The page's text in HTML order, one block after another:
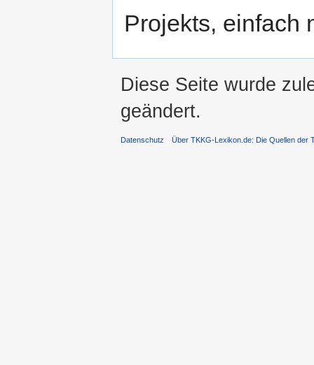
Projekts, einfach
Diese Seite wurde
geändert.
Datenschutz Über TKKG-Lexikon.de: Die Quellen der